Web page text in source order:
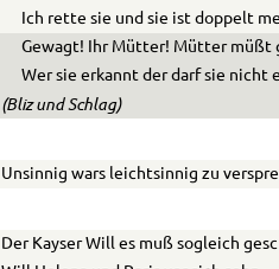
Ich rette sie und sie ist doppelt
Gewagt! Ihr Mütter! Mütter müßt
Wer sie erkannt der darf sie nicht
(Bliz und Schlag)
Unsinnig wars leichtsinnig zu
Der Kayser Will es muß sogleich